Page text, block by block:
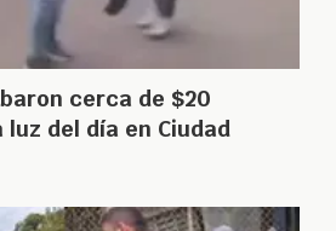
cerca de $20
del día en Ciudad